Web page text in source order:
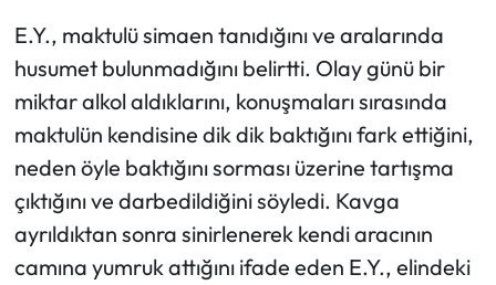
E.Y., maktulü simaen tanıdığını ve aralarında
husumet bulunmadığını belirtti. Olay günü bir
miktar alkol aldıklarını, konuşmaları sırasında
maktulün kendisine dik dik baktığını fark ettiğini,
neden öyle baktığını sorması üzerine tartışma
çıktığını ve darbedildiğini söyledi. Kavga
ayrıldıktan sonra sinirlenerek kendi aracının
camına yumruk attığını ifade eden E.Y., elindeki